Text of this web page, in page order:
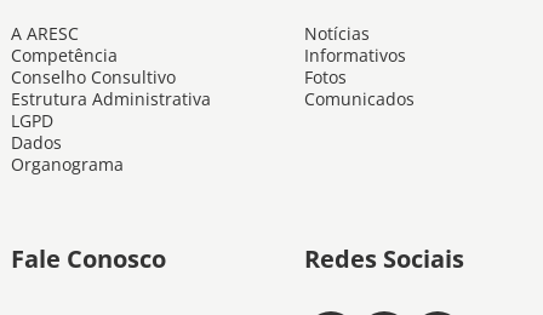
A ARESC
Competência
Conselho Consultivo
Estrutura Administrativa
LGPD
Dados
Organograma
Notícias
Informativos
Fotos
Comunicados
Fale Conosco Redes Sociais